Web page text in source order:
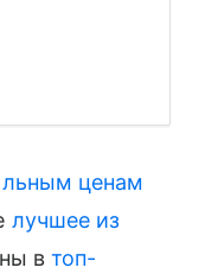
ценам
лучшее из
в топ-